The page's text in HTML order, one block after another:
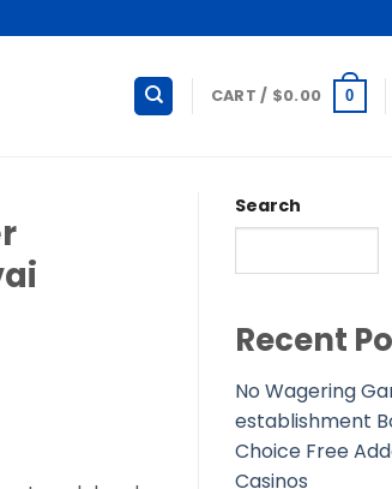
CART / $0.00 0
Search
Recent
No Wagering
establishment
Choice Free
Casinos